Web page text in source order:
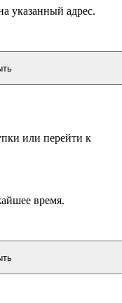
указанный адрес.
или перейти к
время.